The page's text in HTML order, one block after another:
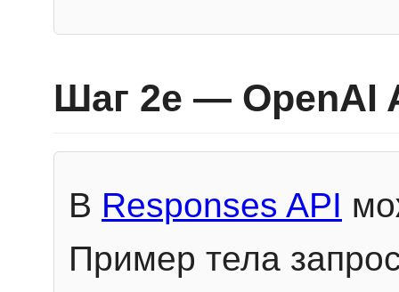
Шаг 2e — OpenAI
В Responses API
Пример тела